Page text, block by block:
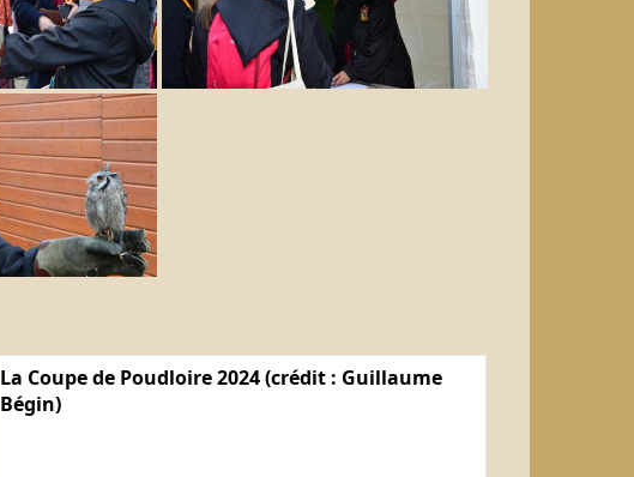
La Coupe de Poudloire 2024 (crédit : Guillaume
Bégin)